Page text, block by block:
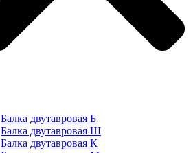
Балка двутавровая Б
Балка двутавровая Ш
Балка двутавровая К